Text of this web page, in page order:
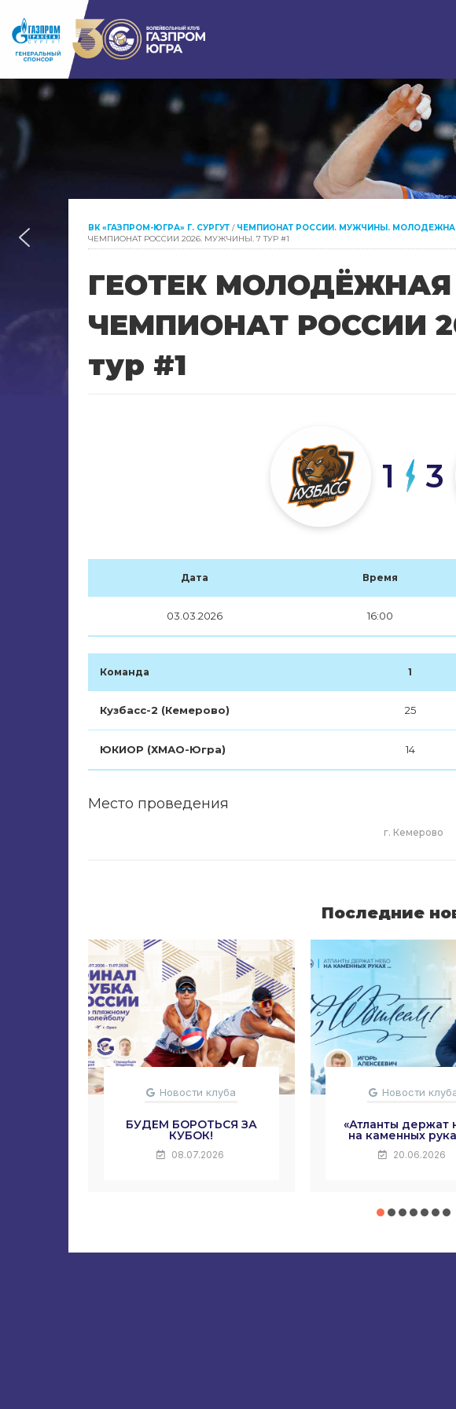
ВК «ГАЗПРОМ-ЮГРА» Г. СУРГУТ / ЧЕМПИОНАТ РОССИИ. МУЖЧИНЫ.
ЧЕМПИОНАТ РОССИИ 2026. МУЖЧИНЫ. 7 ТУР #1
ГЕОТЕК МОЛОДЁЖНАЯ
ЧЕМПИОНАТ РОССИИ
тур #1
1 3
Дата Время
03.03.2026 16:00
Команда 1
Кузбасс-2 (Кемерово) 25
ЮКИОР (ХМАО-Югра) 14
Место проведения
г. Кемерово
Последние
Новости клуба
БУДЕМ БОРОТЬСЯ ЗА
КУБОК!
08.07.2026
Новости
«Атланты держат
на каменных
20.06.2026